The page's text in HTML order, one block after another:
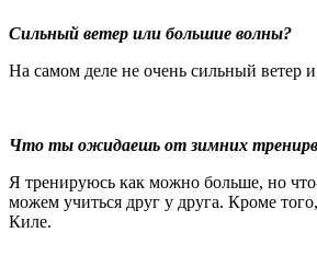
Сильный ветер или большие волны?
На самом деле не очень сильный ветер
Что ты ожидаешь от зимних
Я тренируюсь как можно больше, но
можем учиться друг у друга. Кроме
Киле.